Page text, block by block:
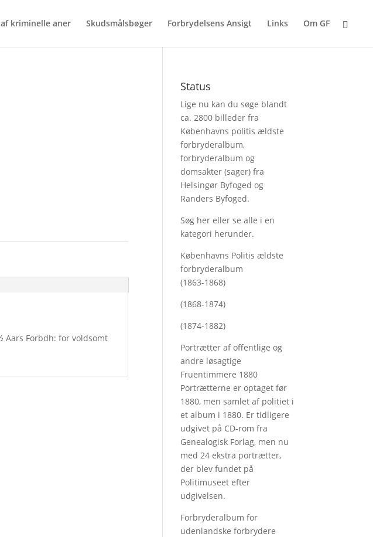
kriminelle aner Skudsmålsbøger Forbrydelsens Ansigt Links Om GF
Aars Forbdh: for voldsomt
Status
Lige nu kan du søge blandt
ca. 2800 billeder fra
Københavns politis ældste
forbryderalbum,
forbryderalbum og
domsakter (sager) fra
Helsingør Byfoged og
Randers Byfoged.
Søg her eller se alle i en
kategori herunder.
Københavns Politis ældste
forbryderalbum
(1863-1868)
(1868-1874)
(1874-1882)
Portrætter af offentlige og
andre løsagtige
Fruentimmere 1880
Portrætterne er optaget før
1880, men samlet af politiet i
et album i 1880. Er tidligere
udgivet på CD-rom fra
Genealogisk Forlag, men nu
med24 ekstra portrætter,
der blev fundet på
Politimuseet efter
udgivelsen.
Forbryderalbum for
udenlandske forbrydere